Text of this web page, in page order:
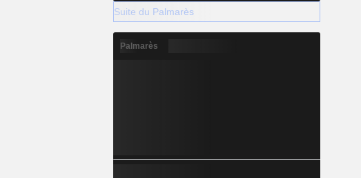
Suite du Palmarès
Palmarès